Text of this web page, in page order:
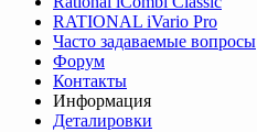
RATIONAL iVario Pro
Часто задаваемые вопросы
Форум
Контакты
Информация
Деталировки